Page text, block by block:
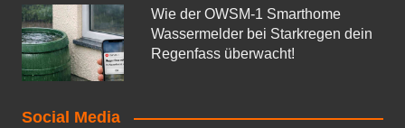
Wie der OWSM‑1 Smarthome
Wassermelder bei Starkregen dein
Regenfass überwacht!
Social Media